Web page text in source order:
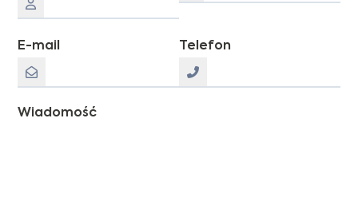
E-mail Telefon
Wiadomość